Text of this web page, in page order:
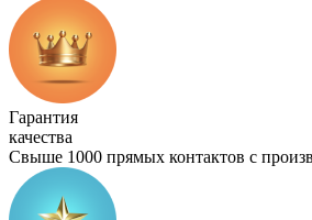
Гарантия
качества
Свыше 1000 прямых контактов с